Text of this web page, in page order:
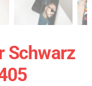
Schwarz